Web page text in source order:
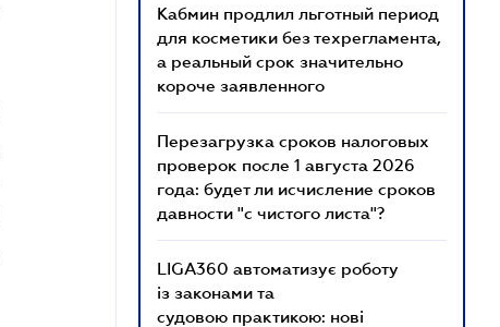
Кабмин продлил льготный период
для косметики без техрегламента,
а реальный срок значительно
короче заявленного
Перезагрузка сроков налоговых
проверок после 1 августа 2026
года: будет ли исчисление сроков
давности "с чистого листа"?
LIGA360 автоматизує роботу
із законами та
судовою практикою: нові